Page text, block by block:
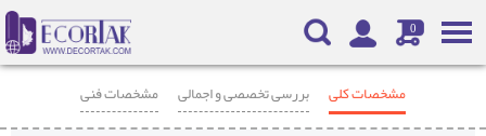
0
مشخصات کلی بررسی تخصصی و اجمالی
مشخصات فنی